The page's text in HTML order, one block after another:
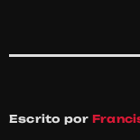
Escrito por